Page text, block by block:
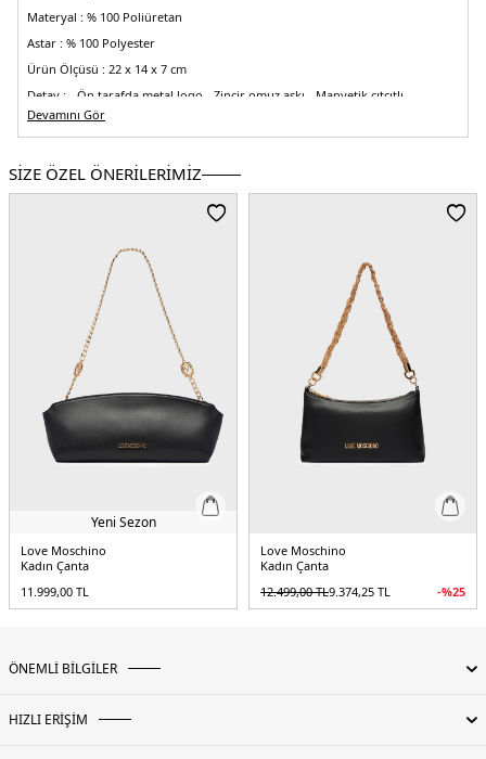
Materyal : % 100 Poliüretan
Astar : % 100 Polyester
Ürün Ölçüsü : 22 x 14 x 7 cm
Detay :
- Ön tarafda metal logo - Zincir omuz askı
- Manyetik çıtçıtlı
Üretim Yeri :Çin
5DK2JC4079PP1LLA0110.17
Devamını Gör
SİZE ÖZEL ÖNERİLERİMİZ
Yeni Sezon
Love Moschino
Kadın Çanta
11.999,00 TL
Love Moschino
Kadın Çanta
12.499,00TL9.374,25 TL -%25
ÖNEMLİ BİLGİLER
HIZLI ERİŞİM